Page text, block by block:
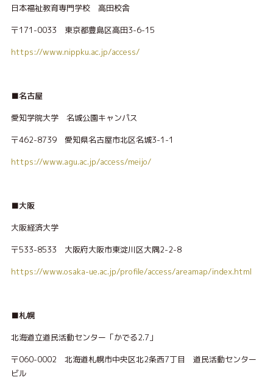
日本福祉教育専門学校 高田校舎
〒171-0033 東京都豊島区高田3-6-15
https://www.nippku.ac.jp/access/
■名古屋
愛知学院大学 名城公園キャンパス
〒462-8739 愛知県名古屋市北区名城3-1-1
https://www.agu.ac.jp/access/meijo/
■大阪
大阪経済大学
〒533-8533 大阪府大阪市東淀川区大隅2-2-8
https://www.osaka-ue.ac.jp/profile/access/areamap/index.html
■札幌
北海道立道民活動センター「かでる2.7」
〒060-0002 北海道札幌市中央区北2条西7丁目 道民活動センター
ビル